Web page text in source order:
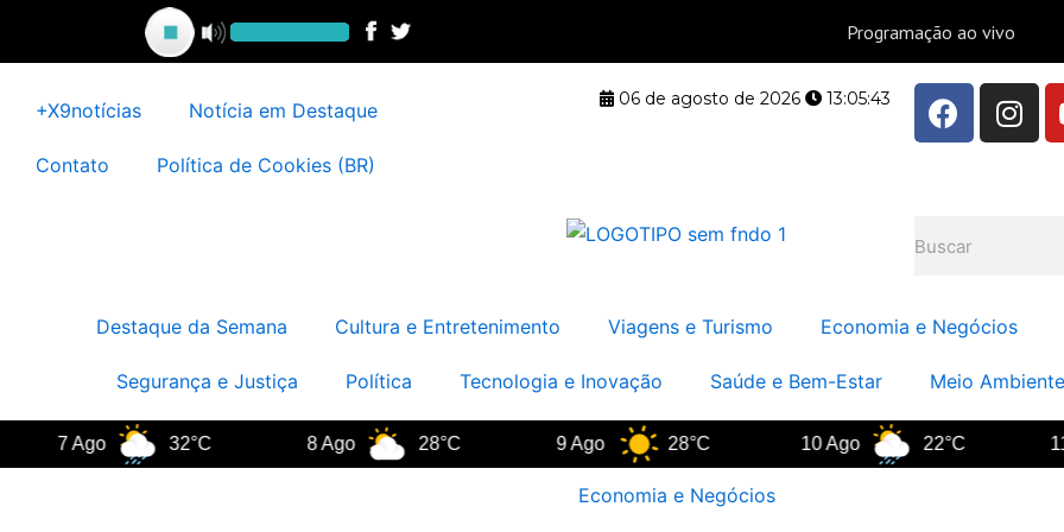
conteúdo
+X9notícias Notícia em Destaque
Contato Política de Cookies (BR)
06 de agosto de 2026 13:05:44
F
a
o
I
n
m
Destaque da Semana Cultura e Entretenimento Viagens e Turismo Economia e Negócios
Segurança e Justiça Política Tecnologia e Inovação Saúde e Bem-Estar Meio
32°C 28°C 28°C 10 Ago 22°C 11 Ago
Economia e Negócios